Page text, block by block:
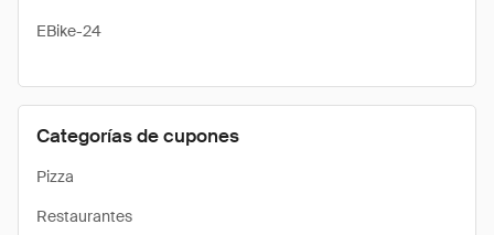
EBike-24
Categorías de cupones
Pizza
Restaurantes